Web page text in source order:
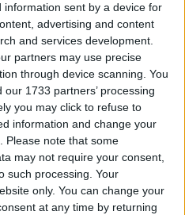
sent by a device for
advertising and content
and services development.
partners may use precise
through device scanning. You
1733 partners’ processing
you may click to refuse to
information and change your
Please note that some
may not require your consent,
such processing. Your
only. You can change your
at any time by returning